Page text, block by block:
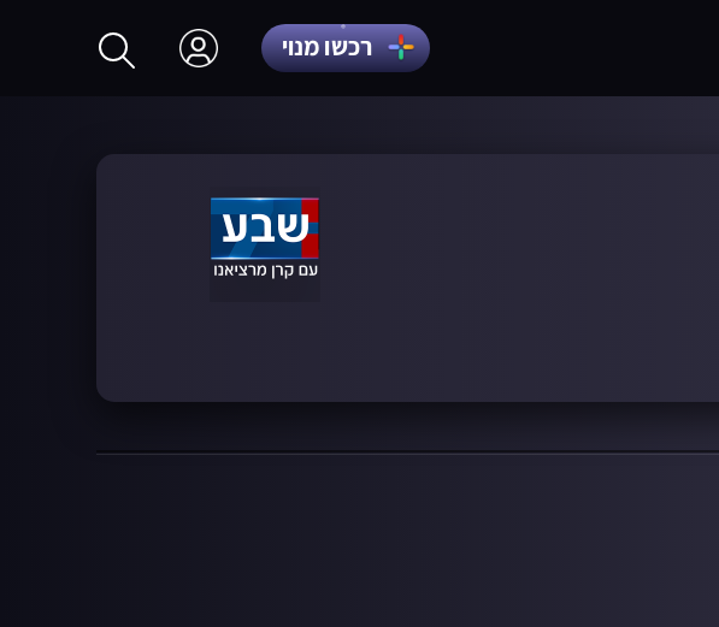
רכשו מנוי